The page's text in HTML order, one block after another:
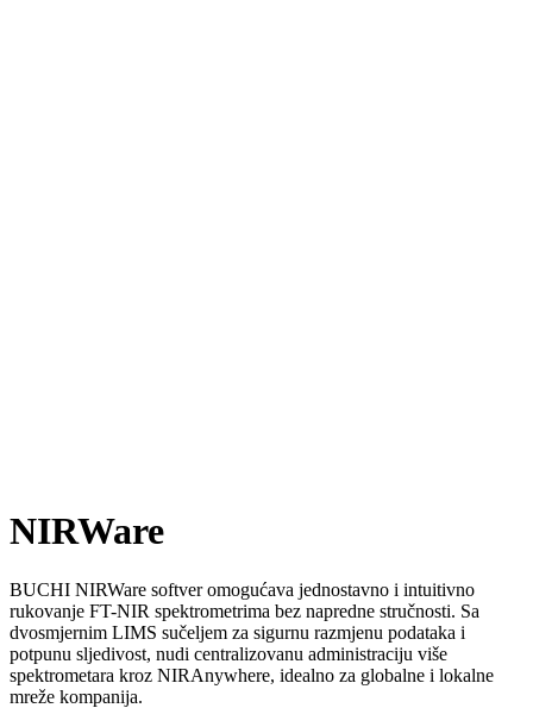
NIRWare
BUCHI NIRWare softver omogućava jednostavno i intuitivno
rukovanje FT-NIR spektrometrima bez napredne stručnosti. Sa
dvosmjernim LIMS sučeljem za sigurnu razmjenu podataka i
potpunu sljedivost, nudi centralizovanu administraciju više
spektrometara kroz NIRAnywhere, idealno za globalne i lokalne
mreže kompanija.